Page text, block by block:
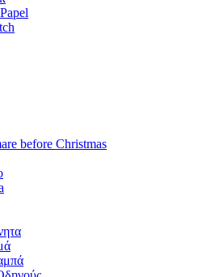
before Christmas